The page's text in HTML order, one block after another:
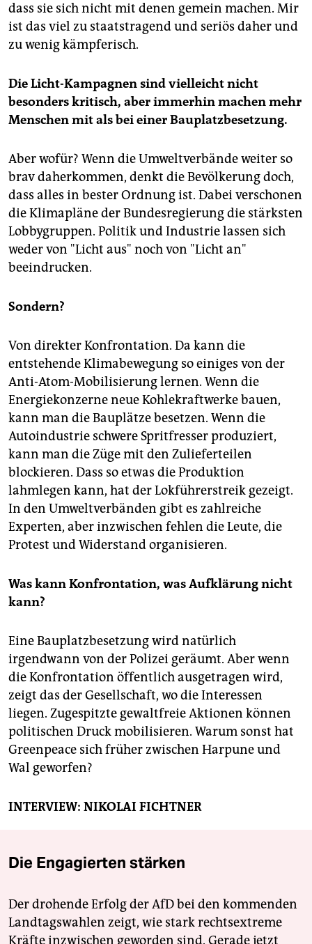
dass sie sich nicht mit denen gemein machen. Mir
ist das viel zu staatstragend und seriös daher und
zu wenig kämpferisch.
Die Licht-Kampagnen sind vielleicht nicht
besonders kritisch, aber immerhin machen mehr
Menschen mit als bei einer Bauplatzbesetzung.
Aber wofür? Wenn die Umweltverbände weiter so
brav daherkommen, denkt die Bevölkerung doch,
dass alles in bester Ordnung ist. Dabei verschonen
die Klimapläne der Bundesregierung die stärksten
Lobbygruppen. Politik und Industrie lassen sich
weder von "Licht aus" noch von "Licht an"
beeindrucken.
Sondern?
Von direkter Konfrontation. Da kann die
entstehende Klimabewegung so einiges von der
Anti-Atom-Mobilisierung lernen. Wenn die
Energiekonzerne neue Kohlekraftwerke bauen,
kann man die Bauplätze besetzen. Wenn die
Autoindustrie schwere Spritfresser produziert,
kann man die Züge mit den Zulieferteilen
blockieren. Dass so etwas die Produktion
lahmlegen kann, hat der Lokführerstreik gezeigt.
In den Umweltverbänden gibt es zahlreiche
Experten, aber inzwischen fehlen die Leute, die
Protest und Widerstand organisieren.
Was kann Konfrontation, was Aufklärung nicht
kann?
Eine Bauplatzbesetzung wird natürlich
irgendwann von der Polizei geräumt. Aber wenn
die Konfrontation öffentlich ausgetragen wird,
zeigt das der Gesellschaft, wo die Interessen
liegen. Zugespitzte gewaltfreie Aktionen können
politischen Druck mobilisieren. Warum sonst hat
Greenpeace sich früher zwischen Harpune und
Wal geworfen?
INTERVIEW: NIKOLAI FICHTNER
Die Engagierten stärken
Der drohende Erfolg der AfD bei den kommenden
Landtagswahlen zeigt, wie stark rechtsextreme
Kräfte inzwischen geworden sind. Gerade jetzt